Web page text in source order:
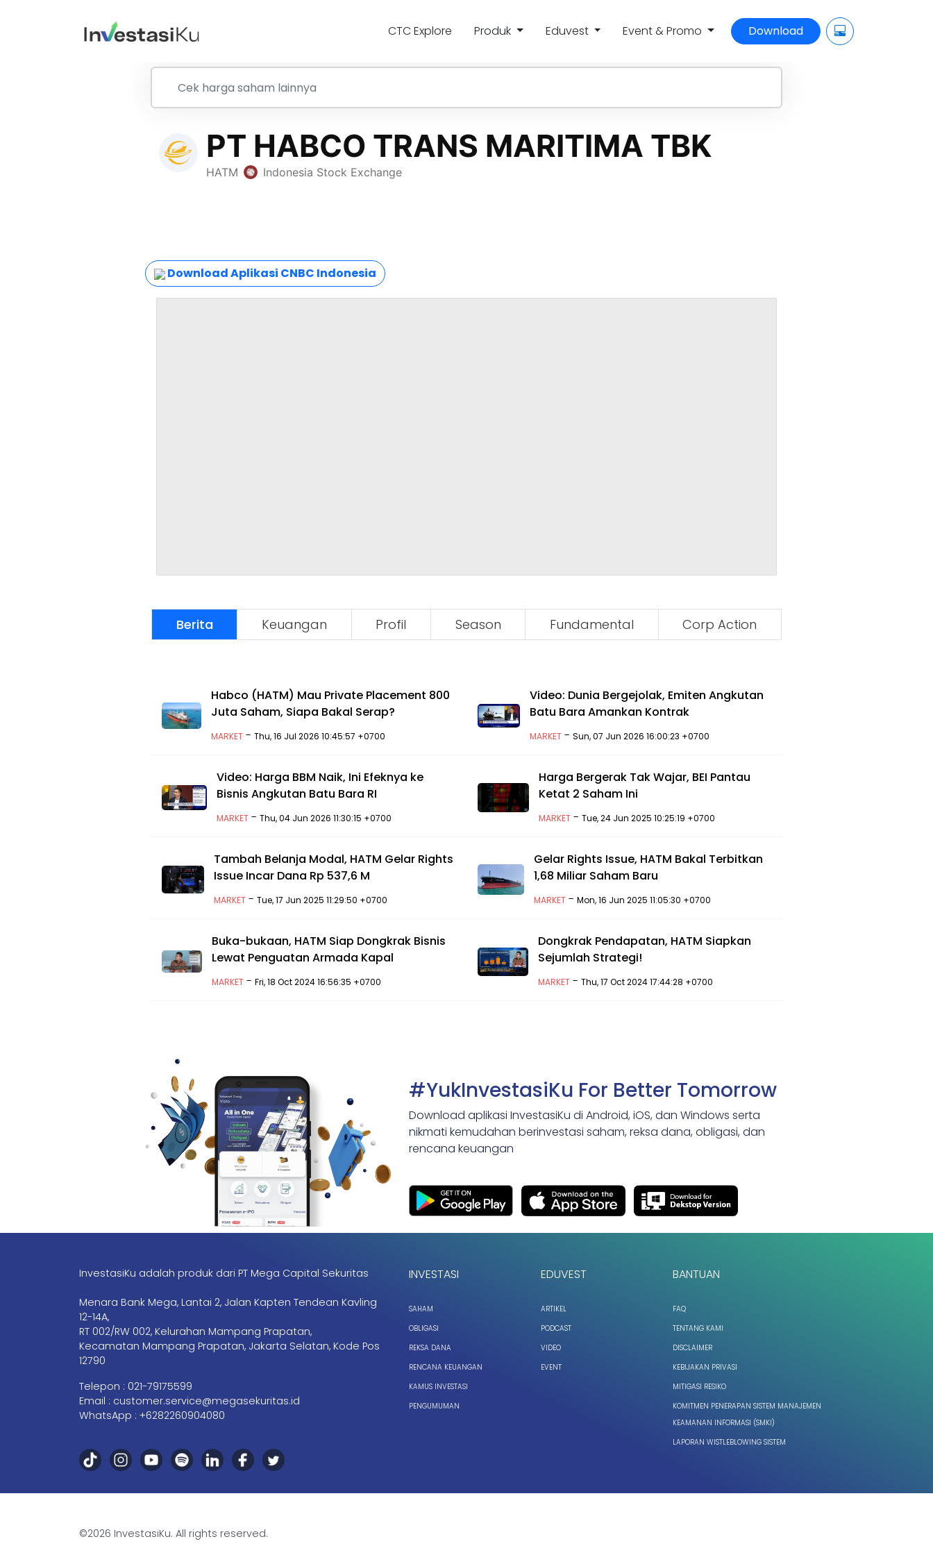
CTC Explore Produk Eduvest Event & Promo Download
Download Aplikasi CNBC Indonesia
Berita Keuangan Profil Season Fundamental Corp Action
Habco (HATM) Mau Private Placement 800
Juta Saham, Siapa Bakal Serap?
MARKET -Thu, 16 Jul 2026 10:45:57 +0700
Video: Dunia Bergejolak, Emiten Angkutan
Batu Bara Amankan Kontrak
MARKET- Sun, 07 Jun 2026 16:00:23 +0700
Video: Harga BBM Naik, Ini Efeknya ke
Bisnis Angkutan Batu Bara RI
MARKET- Thu, 04 Jun 2026 11:30:15 +0700
Harga Bergerak Tak Wajar, BEI Pantau
Ketat 2 Saham Ini
MARKET -Tue, 24 Jun 2025 10:25:19 +0700
Tambah Belanja Modal, HATM Gelar Rights
Issue Incar Dana Rp 537,6 M
MARKET- Tue, 17 Jun 2025 11:29:50 +0700
Gelar Rights Issue, HATM Bakal Terbitkan
1,68 Miliar Saham Baru
MARKET- Mon, 16 Jun 2025 11:05:30 +0700
Buka-bukaan, HATM Siap Dongkrak Bisnis
Lewat Penguatan Armada Kapal
MARKET -Fri, 18 Oct 2024 16:56:35 +0700
Dongkrak Pendapatan, HATM Siapkan
Sejumlah Strategi!
MARKET- Thu, 17 Oct 2024 17:44:28 +0700
#YukInvestasiKu For Better Tomorrow
Download aplikasi InvestasiKu di Android, iOS, dan Windows serta
nikmati kemudahan berinvestasi saham, reksa dana, obligasi, dan
rencana keuangan
InvestasiKu adalah produk dari PT Mega Capital Sekuritas
Menara Bank Mega, Lantai 2, Jalan Kapten Tendean Kavling
12-14A,
RT 002/RW 002, Kelurahan Mampang Prapatan,
Kecamatan Mampang Prapatan, Jakarta Selatan, Kode Pos
12790
Telepon : 021-79175599
Email : customer.service@megasekuritas.id
WhatsApp : +6282260904080
INVESTASI
SAHAM
OBLIGASI
REKSA DANA
RENCANA KEUANGAN
KAMUS INVESTASI
PENGUMUMAN
EDUVEST
ARTIKEL
PODCAST
VIDEO
EVENT
BANTUAN
FAQ
TENTANG KAMI
DISCLAIMER
KEBIJAKAN PRIVASI
MITIGASI RESIKO
KOMITMEN PENERAPAN SISTEM MANAJEMEN
KEAMANAN INFORMASI (SMKI)
LAPORAN WISTLEBLOWING SISTEM
©2026 InvestasiKu. All rights reserved.